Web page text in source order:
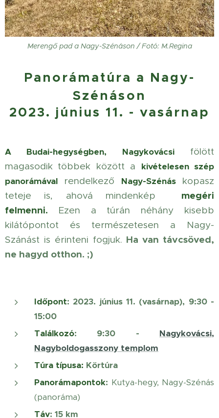
Merengő pad a Nagy-Szénáson / Fotó: M.Regina
Panorámatúra a Nagy-
Szénáson
2023. június 11. - vasárnap
A Budai-hegységben, Nagykovácsifölött
magasodik többek között a kivételesen szép
panorámával
rendelkező Nagy-Szénáskopasz
teteje is, ahová mindenkép megéri
felmenni. Ezen a túrán néhány kisebb
kilátópontot és természetesen a Nagy-
Szánást is érinteni fogjuk. Ha van távcsöved,
ne hagyd otthon. ;)
Időpont: 2023. június 11. (vasárnap), 9:30 -
15:00
Találkozó: 9:30 - Nagykovácsi,
Nagyboldogasszony templom
Túra típusa: Körtúra
Panorámapontok: Kutya-hegy, Nagy-Szénás
(panoráma)
Táv: 15 km